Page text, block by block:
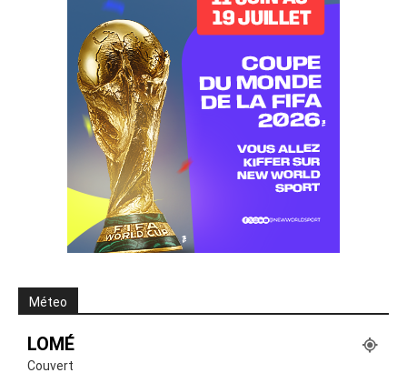
Méteo
LOMÉ
Couvert